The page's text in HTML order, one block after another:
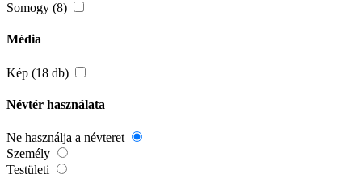
Somogy (8)
Média
Kép (18 db)
Névtér használata
Ne használja a névteret
Személy
Testületi